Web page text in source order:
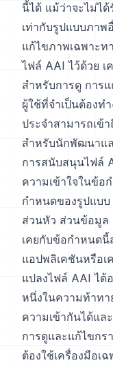
นี้ได้ แม้ว่าจะไม่ไ
เท่ากับรูปแบบภา
แก้ไขภาพเฉพาะ
ไฟล์ AAI ไว้ด้วย
สำหรับการดู การ
ผู้ใช้ที่จำเป็นต้องท
ประจำสามารถเข้า
สำหรับนักพัฒนาแ
การสนับสนุนไฟล์
ความเข้าใจในข้อ
กำหนดของรูปแบบ
ส่วนหัว ส่วนข้อมูล
เคยกับข้อกำหนด
แอปพลิเคชันหรือเ
แปลงไฟล์ AAI ได้
หนึ่งในความท้าทา
ความเข้ากันได้แ
การดูและแก้ไขกร
ต้องใช้เครื่องมือเ